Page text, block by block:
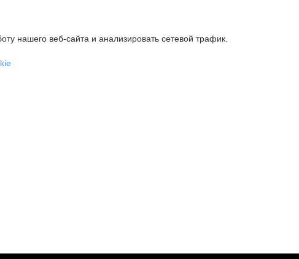
нашего веб-сайта и анализировать сетевой трафик.